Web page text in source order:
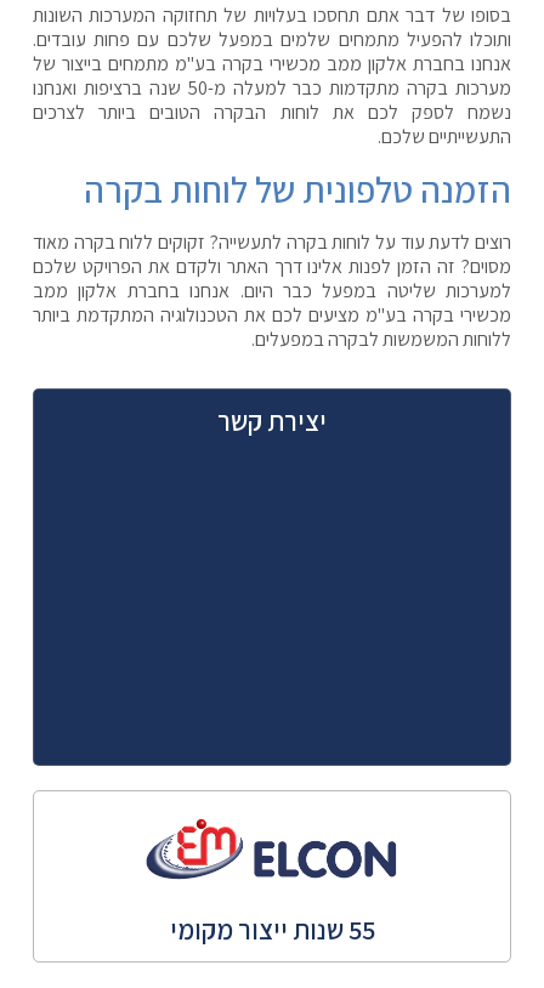
בסופו של דבר אתם תחסכו בעלויות של תחזוקה המערכות השונות
ותוכלו להפעיל מתמחים שלמים במפעל שלכם עם פחות עובדים.
אנחנו בחברת אלקון ממב מכשירי בקרה בע"מ מתמחים בייצור של
מערכות בקרה מתקדמות כבר למעלה מ-50 שנה ברציפות ואנחנו
נשמח לספק לכם את לוחות הבקרה הטובים ביותר לצרכים
התעשייתיים שלכם.
הזמנה טלפונית של לוחות בקרה
רוצים לדעת עוד על לוחות בקרה לתעשייה? זקוקים ללוח בקרה מאוד
מסוים? זה הזמן לפנות אלינו דרך האתר ולקדם את הפרויקט שלכם
למערכות שליטה במפעל כבר היום. אנחנו בחברת אלקון ממב
מכשירי בקרה בע"מ מציעים לכם את הטכנולוגיה המתקדמת ביותר
ללוחות המשמשות לבקרה במפעלים.
יצירת קשר
55 שנות ייצור מקומי